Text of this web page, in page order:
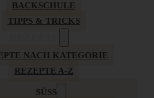
BACKSCHULE
TIPPS & TRICKS
NACH KATEGORIE
REZEPTE A-Z
SÜSS